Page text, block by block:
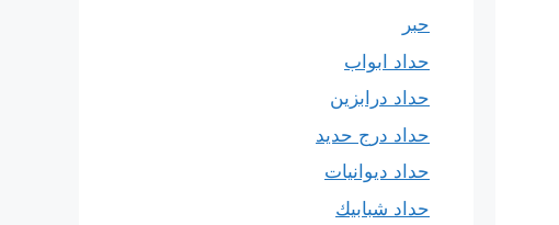
حبر
حداد ابواب
حداد درابزين
حداد درج حديد
حداد ديوانيات
حداد شبابيك